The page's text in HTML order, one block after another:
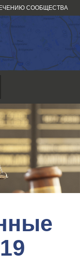
СООБЩЕСТВА